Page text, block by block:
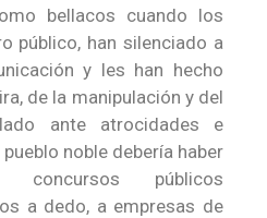
bellacos cuando los
público, han silenciado a
y les han hecho
de la manipulación y del
ante atrocidades e
noble debería haber
concursos públicos
a dedo, a empresas de